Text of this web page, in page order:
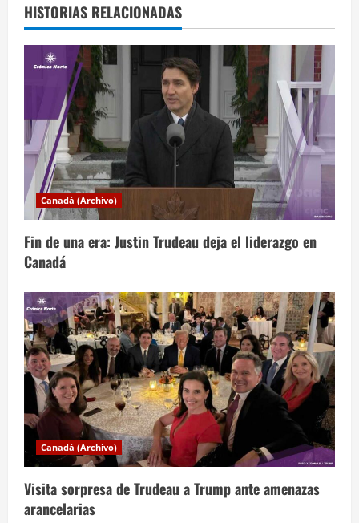
a
c
ó
n
d
e
e
n
t
r
a
d
a
s
HISTORIAS RELACIONADAS
Canadá (Archivo)
Fin de una era: Justin Trudeau deja el liderazgo en
Canadá
Canadá (Archivo)
Visita sorpresa de Trudeau a Trump ante amenazas
arancelarias